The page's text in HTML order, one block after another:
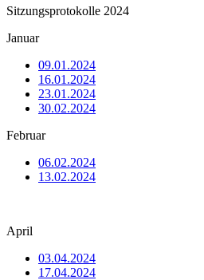
Sitzungsprotokolle 2024
Januar
09.01.2024
16.01.2024
23.01.2024
30.02.2024
Februar
06.02.2024
13.02.2024
April
03.04.2024
17.04.2024